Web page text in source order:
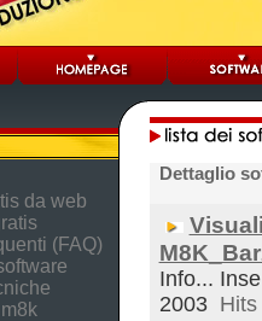
da web
(FAQ)
Dettaglio
Info...
2003